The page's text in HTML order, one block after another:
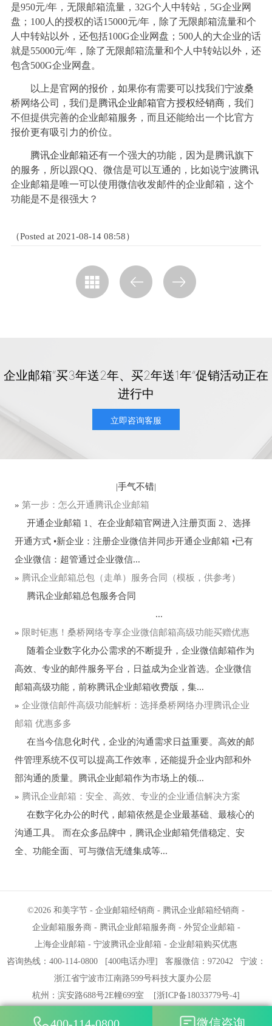
是950元/年，无限邮箱流量，32G个人中转站，5G企业网
盘；100人的授权的话15000元/年，除了无限邮箱流量和个
人中转站以外，还包括100G企业网盘；500人的大企业的话
就是55000元/年，除了无限邮箱流量和个人中转站以外，还
包含500G企业网盘。
以上是官网的报价，如果你有需要可以找我们宁波桑
桥网络公司，我们是腾讯企业邮箱官方授权经销商，我们
不但提供完善的企业邮箱服务，而且还能给出一个比官方
报价更有吸引力的价位。
腾讯企业邮箱还有一个强大的功能，因为是腾讯旗下
的服务，所以跟QQ、微信是可以互通的，比如说宁波腾讯
企业邮箱是唯一可以使用微信收发邮件的企业邮箱，这个
功能是不是很强大？
（Posted at 2021-08-14 08:58）
企业邮箱“买3年送2年、买2年送1年”促销活动正在
进行中
立即咨询客服
|手气不错|
» 第一步：怎么开通腾讯企业邮箱
开通企业邮箱 1、在企业邮箱官网进入注册页面 2、选择
开通方式 •新企业：注册企业微信并同步开通企业邮箱 •已有
企业微信：超管通过企业微信...
» 腾讯企业邮箱总包（走单）服务合同（模板，供参考）
腾讯企业邮箱总包服务合同
...
» 限时钜惠！桑桥网络专享企业微信邮箱高级功能买赠优惠
随着企业数字化办公需求的不断提升，企业微信邮箱作为
高效、专业的邮件服务平台，日益成为企业首选。企业微信
邮箱高级功能，前称腾讯企业邮箱收费版，集...
» 企业微信邮件高级功能解析：选择桑桥网络办理腾讯企业
邮箱 优惠多多
在当今信息化时代，企业的沟通需求日益重要。高效的邮
件管理系统不仅可以提高工作效率，还能提升企业内部和外
部沟通的质量。腾讯企业邮箱作为市场上的领...
» 腾讯企业邮箱：安全、高效、专业的企业通信解决方案
在数字化办公的时代，邮箱依然是企业最基础、最核心的
沟通工具。 而在众多品牌中，腾讯企业邮箱凭借稳定、安
全、功能全面、可与微信无缝集成等...
©2026 和美字节 - 企业邮箱经销商 - 腾讯企业邮箱经销商 -
企业邮箱服务商- 腾讯企业邮箱服务商- 外贸企业邮箱 -
上海企业邮箱 - 宁波腾讯企业邮箱 - 企业邮箱购买优惠
咨询热线：400-114-0800[400电话办理] 客服微信：972042 宁波 ：
浙江省宁波市江南路599号科技大厦办公层
杭州 ：滨安路688号2E幢699室 [浙ICP备18033779号-4]
微信咨询